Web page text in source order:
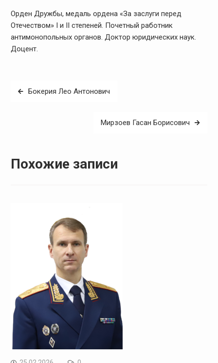
Орден Дружбы, медаль ордена «За заслуги перед
Отечеством» I и II степеней. Почетный работник
антимонопольных органов. Доктор юридических наук.
Доцент.
Навигация
Бокерия Лео Антонович
Мирзоев Гасан Борисович
Похожие записи